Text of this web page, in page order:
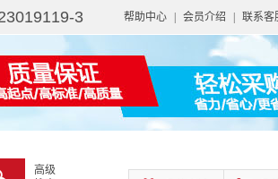
帮助中心 会员介绍 联系客
3
高级